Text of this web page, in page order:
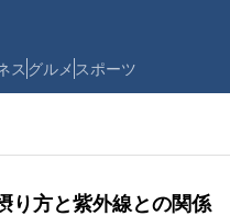
ス グルメ スポーツ
方と紫外線との関係